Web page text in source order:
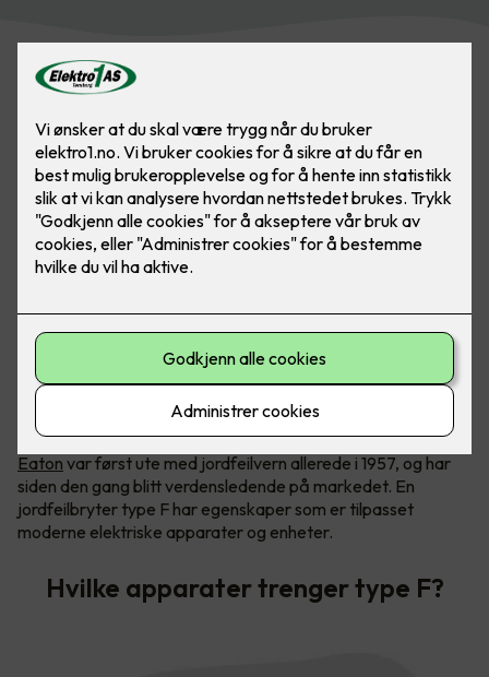
En jordfeilbryter type F trenger du til apparater som har
høyere effekt eller frekvensdrevne enheter.
Eaton var først ute med jordfeilvern allerede i 1957, og har
siden den gang blitt verdensledende på markedet. En
jordfeilbryter type F har egenskaper som er tilpasset
moderne elektriske apparater og enheter.
Hvilke apparater trenger type F?